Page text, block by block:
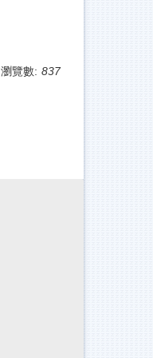
瀏覽數: 837